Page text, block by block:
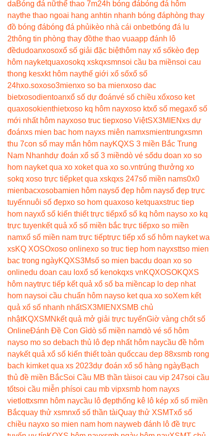
daBóng đá nữthể thao 7m24h bóng đábóng đá hôm
naythe thao ngoai hang anhtin nhanh bóng đáphòng thay
đồ bóng đábóng đá phủikèo nhà cái onbetbóng đá lu
2thông tin phòng thay đồthe thao vuaapp đánh lô
đềdudoanxosoxổ số giải đặc biệthôm nay xổ sốkèo đẹp
hôm nayketquaxosokq xskqxsmnsoi cầu ba miềnsoi cau
thong kesxkt hôm naythế giới xổ sốxổ số
24hxo.soxoso3mienxo so ba mienxoso dac
bietxosodientoanxổ số dự đoánvé số chiều xổxoso ket
quaxosokienthietxoso kq hôm nayxoso ktxổ số megaxổ số
mới nhất hôm nayxoso truc tiepxoso ViệtSX3MIENxs dự
đoánxs mien bac hom nayxs miên namxsmientrungxsmn
thu 7con số may mắn hôm nayKQXS 3 miền Bắc Trung
Nam Nhanhdự đoán xổ số 3 miềndò vé sốdu doan xo so
hom nayket qua xo xoket qua xo so.vntrúng thưởng xo
sokq xoso trực tiếpket qua xskqxs 247số miền nams0x0
mienbacxosobamien hôm naysố đẹp hôm naysố đẹp trực
tuyếnnuôi số đẹpxo so hom quaxoso ketquaxstruc tiep
hom nayxổ số kiến thiết trực tiếpxổ số kq hôm nayso xo kq
trực tuyenkết quả xổ số miền bắc trực tiếpxo so miền
namxổ số miền nam trực tiếptrực tiếp xổ số hôm nayket wa
xsKQ XOSOxoso onlinexo so truc tiep hom nayxsttso mien
bac trong ngàyKQXS3Msố so mien bacdu doan xo so
onlinedu doan cau loxổ số kenokqxs vnKQXOSOKQXS
hôm naytrực tiếp kết quả xổ số ba miềncap lo dep nhat
hom naysoi cầu chuẩn hôm nayso ket qua xo soXem kết
quả xổ số nhanh nhấtSX3MIEN XSMB chủ
nhậtKQXSMN kết quả mở giải trực tuyếnGiờ vàng chốt số
OnlineĐánh Đề Con Gìdò số miền namdò vé số hôm
nayso mo so debach thủ lô đẹp nhất hôm naycầu đề hôm
naykết quả xổ số kiến thiết toàn quốccau dep 88xsmb rong
bach kimket qua xs 2023dự đoán xổ số hàng ngàyBạch
thủ đề miền BắcSoi Cầu MB thần tàisoi cau vip 247soi cầu
tốtsoi cầu miễn phísoi cau mb vipxsmb hom nayxs
vietlottxsmn hôm naycầu lô đẹpthống kê lô kép xổ số miền
Bắcquay thử xsmnxổ số thần tàiQuay thử XSMTxổ số
chiều nayxo so mien nam hom nayweb đánh lô đề trực